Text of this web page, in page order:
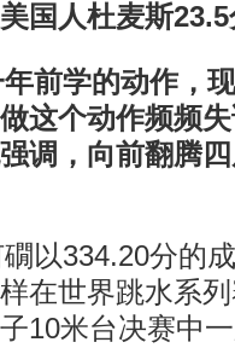
国人杜麦斯23.5
前学的动作，
这个动作频频
调，向前翻腾
以334.20分的
在世界跳水系
10米台决赛中